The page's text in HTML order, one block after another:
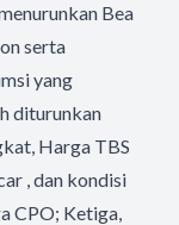
Bea
serta
yang
diturunkan
Harga TBS
, dan kondisi
CPO; Ketiga,